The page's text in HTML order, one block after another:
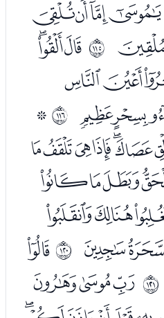
ﱲ ﯝﯞﯟ
ﱳﯪ
ﱷﭑ
ﱸ ﭖﭗﭘ